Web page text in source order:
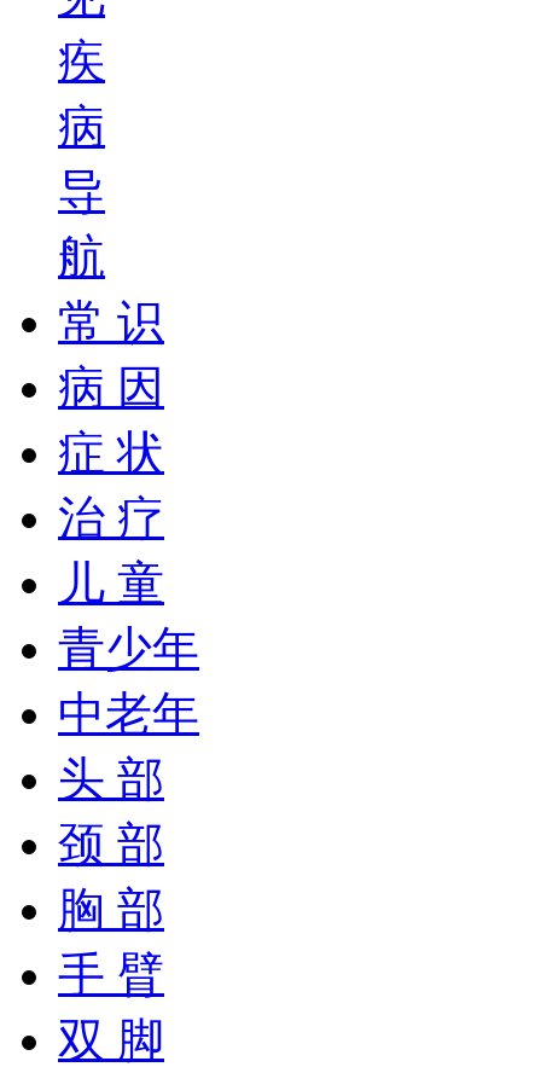
疾
病
导
航
常 识
病 因
症 状
治 疗
儿 童
青少年
中老年
头 部
颈 部
胸 部
手 臂
双 脚